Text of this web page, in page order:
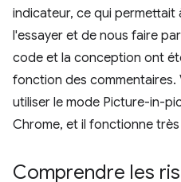
indicateur, ce qui permettait
l'essayer et de nous faire
code et la conception ont
fonction des commentaires.
utiliser le mode Picture-in-
Chrome, et il fonctionne très
Comprendre les